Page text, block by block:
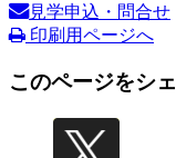
見学申込・問合せ
印刷用ページへ
このページをシ